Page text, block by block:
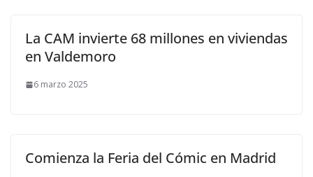
La CAM invierte 68 millones en viviendas
en Valdemoro
6 marzo 2025
Comienza la Feria del Cómic en Madrid